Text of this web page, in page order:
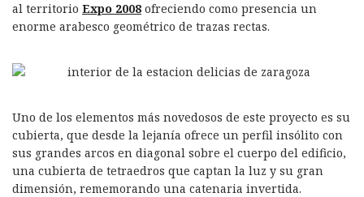
al territorio Expo 2008 ofreciendo como presencia un
enorme arabesco geométrico de trazas rectas.
Uno de los elementos más novedosos de este proyecto es su
cubierta, que desde la lejanía ofrece un perfil insólito con
sus grandes arcos en diagonal sobre el cuerpo del edificio,
una cubierta de tetraedros que captan la luz y su gran
dimensión, rememorando una catenaria invertida.